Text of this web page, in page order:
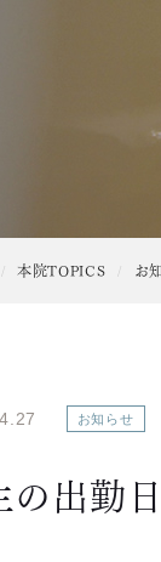
本院TOPICS お
お知らせ
の出勤